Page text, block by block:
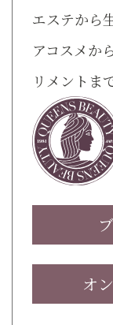
エステから
アコスメか
リメントま
オ